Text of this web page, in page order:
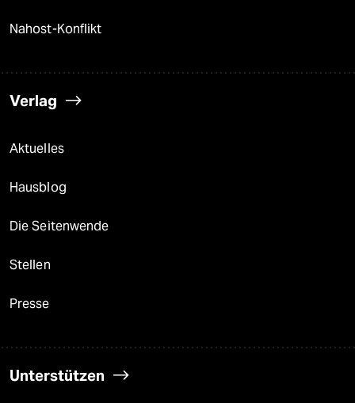
Nahost-Konflikt
Verlag
Aktuelles
Hausblog
Die Seitenwende
Stellen
Presse
Unterstützen